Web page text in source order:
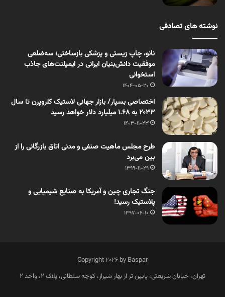
نوشته های تصادفی
نانو، چاپ زیستی و پزشکی بازساختی؛ سه‌ضلعی
موفقیت دانش‌بنیان ایرانی در ایمپلنت‌های جاذب
استخوانی
1404-05-20
اختصاصی بسپار/ بازار جهانی لاستیک کلروپرن تا سال
۲۰۳۳ به ۱.۶۸ میلیارد دلار خواهد رسید
1403-11-23
طرح مجلس ماهیت صنفی و مدنی اتاق بازرگانی را از
بین می‌برد
1399-11-29
جنگ تجاری چین و آمریکا به صنایع شیمیایی و
پلاستیک رسید!
1397-06-10
Copyright 2026 by Baspar
تهران، خیابان شریعتی، پایین تر از بهار شیراز، کوچه سلطانی، پلاک 2، واحد 2